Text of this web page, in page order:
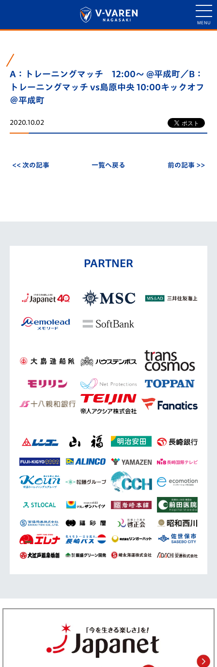
A：トレーニングマッチ 12:00～ @平成町／B：
トレーニングマッチ vs島原中央 10:00キックオフ
＠平成町
2020.10.02
<< 次の記事 一覧へ戻る 前の記事 >>
PARTNER